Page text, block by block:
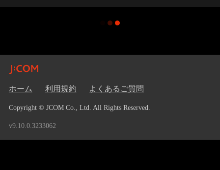
ホーム 利用規約 よくあるご質問
Copyright © JCOM Co., Ltd. All Rights Reserved.
v9.10.0.3233062